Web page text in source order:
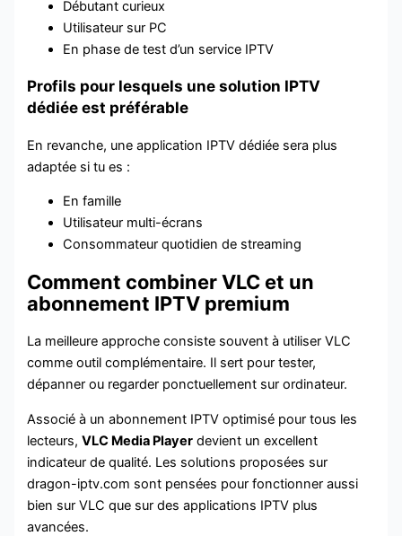
Débutant curieux
Utilisateur sur PC
En phase de test d’un service IPTV
Profils pour lesquels une solution IPTV
dédiée est préférable
En revanche, une application IPTV dédiée sera plus
adaptée si tu es :
En famille
Utilisateur multi-écrans
Consommateur quotidien de streaming
Comment combiner VLC et un
abonnement IPTV premium
La meilleure approche consiste souvent à utiliser VLC
comme outil complémentaire. Il sert pour tester,
dépanner ou regarder ponctuellement sur ordinateur.
Associé à un abonnement IPTV optimisé pour tous les
lecteurs,VLC Media Player devient un excellent
indicateur de qualité. Les solutions proposées sur
dragon-iptv.com sont pensées pour fonctionner aussi
bien sur VLC que sur des applications IPTV plus
avancées.